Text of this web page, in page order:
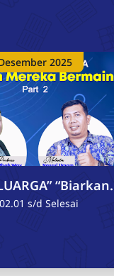
2025
“Biarkan
2”
02.01 s/d Selesai